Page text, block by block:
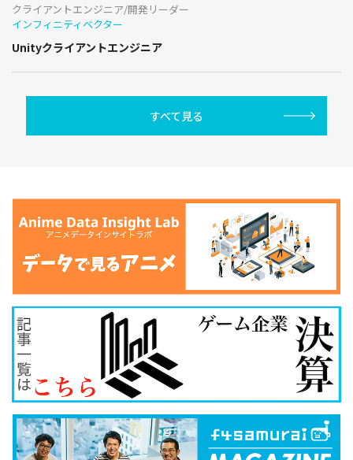
クライアントエンジニア/開発リーダー
インフィニティベクター
Unityクライアントエンジニア
すべて見る